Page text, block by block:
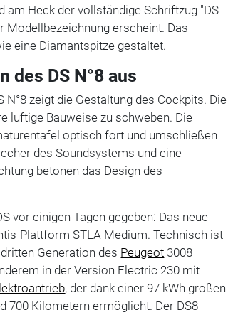
am Heck der vollständige Schriftzug "DS
erscheint. Das
eine Diamantspitze gestaltet.
des DS N°8 aus
N°8 zeigt die Gestaltung des Cockpits. Die
luftige Bauweise zu schweben. Die
optisch fort und umschließen
des Soundsystems und eine
betonen das Design des
vor einigen Tagen gegeben: Das neue
Plattform STLA Medium. Technisch ist
Generation des Peugeot 3008
in der Version Electric 230 mit
, der dank einer 97 kWh großen
700 Kilometern ermöglicht. Der DS8